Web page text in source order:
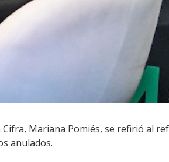
Mariana Pomiés, se refirió al
anulados.